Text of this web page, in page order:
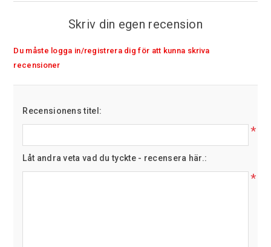
Skriv din egen recension
Du måste logga in/registrera dig för att kunna skriva
recensioner
Recensionens titel:
*
Låt andra veta vad du tyckte - recensera här.:
*